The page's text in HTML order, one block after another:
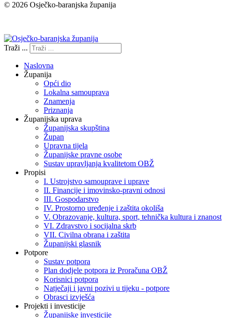
© 2026 Osječko-baranjska županija
Traži ...
Naslovna
Županija
Opći dio
Lokalna samouprava
Znamenja
Priznanja
Županijska uprava
Županijska skupština
Župan
Upravna tijela
Županijske pravne osobe
Sustav upravljanja kvalitetom OBŽ
Propisi
I. Ustrojstvo samouprave i uprave
II. Financije i imovinsko-pravni odnosi
III. Gospodarstvo
IV. Prostorno uređenje i zaštita okoliša
V. Obrazovanje, kultura, sport, tehnička kultura i znanost
VI. Zdravstvo i socijalna skrb
VII. Civilna obrana i zaštita
Županijski glasnik
Potpore
Sustav potpora
Plan dodjele potpora iz Proračuna OBŽ
Korisnici potpora
Natječaji i javni pozivi u tijeku - potpore
Obrasci izvješća
Projekti i investicije
Županijske investicije